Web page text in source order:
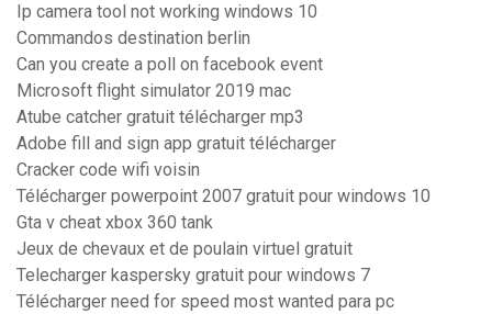
Ip camera tool not working windows 10
Commandos destination berlin
Can you create a poll on facebook event
Microsoft flight simulator 2019 mac
Atube catcher gratuit télécharger mp3
Adobe fill and sign app gratuit télécharger
Cracker code wifi voisin
Télécharger powerpoint 2007 gratuit pour windows 10
Gta v cheat xbox 360 tank
Jeux de chevaux et de poulain virtuel gratuit
Telecharger kaspersky gratuit pour windows 7
Télécharger need for speed most wanted para pc